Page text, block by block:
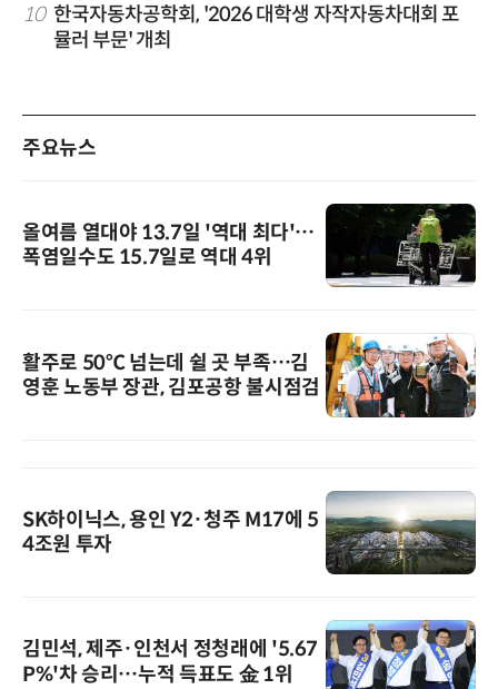
10 한국자동차공학회, '2026 대학생 자작자동차대회 포
뮬러 부문' 개최
주요뉴스
올여름 열대야 13.7일 '역대 최다'…
폭염일수도 15.7일로 역대 4위
활주로 50℃ 넘는데 쉴 곳 부족…김
영훈 노동부 장관, 김포공항 불시점검
SK하이닉스, 용인 Y2·청주 M17에 5
4조원 투자
김민석, 제주·인천서 정청래에 '5.67
P%'차 승리…누적 득표도 金 1위